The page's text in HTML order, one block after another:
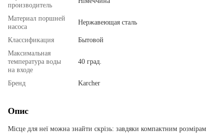
производитель
Материал поршней
насоса
Нержавеющая сталь
Классификация
Бытовой
Максимальная
температура воды
на входе
40 град.
Бренд Karcher
Опис
Місце для неї можна знайти скрізь: завдяки компактним розмірам